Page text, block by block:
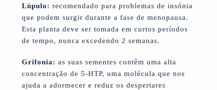
Lúpulo: recomendado para problemas de insónia
que podem surgir durante a fase de menopausa.
Esta planta deve ser tomada em curtos períodos
de tempo, nunca excedendo 2 semanas.
Grifonia: as suas sementes contêm uma alta
concentração de 5-HTP, uma molécula que nos
ajuda a adormecer e reduz os despertares